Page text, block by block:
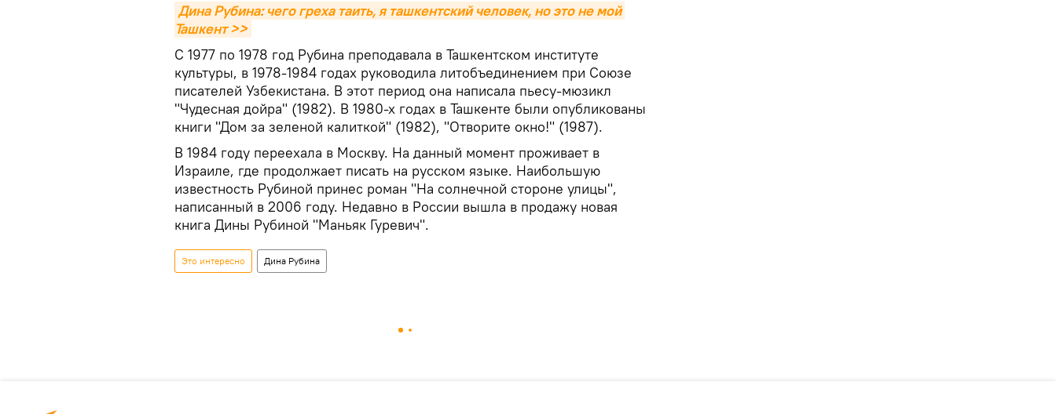
Дина Рубина: чего греха таить, я ташкентский человек, но это не мой
Ташкент >>
С 1977 по 1978 год Рубина преподавала в Ташкентском институте
культуры, в 1978-1984 годах руководила литобъединением при Союзе
писателей Узбекистана. В этот период она написала пьесу-мюзикл
"Чудесная дойра" (1982). В 1980-х годах в Ташкенте были опубликованы
книги "Дом за зеленой калиткой" (1982), "Отворите окно!" (1987).
В 1984 году переехала в Москву. На данный момент проживает в
Израиле, где продолжает писать на русском языке. Наибольшую
известность Рубиной принес роман "На солнечной стороне улицы",
написанный в 2006 году. Недавно в России вышла в продажу новая
книга Дины Рубиной "Маньяк Гуревич".
Это интересно Дина Рубина